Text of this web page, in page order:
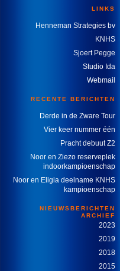
LINKS
Henneman Strategies bv
KNHS
Sjoert Pegge
Studio Ida
Webmail
RECENTE BERICHTEN
Derde in de Zware Tour
Vier keer nummer één
Pracht debuut Z2
Noor en Ziezo reserveplek
indoorkampioenschap
Noor en Eligia deelname KNHS
kampioenschap
NIEUWSBERICHTEN
ARCHIEF
2023
2019
2018
2015